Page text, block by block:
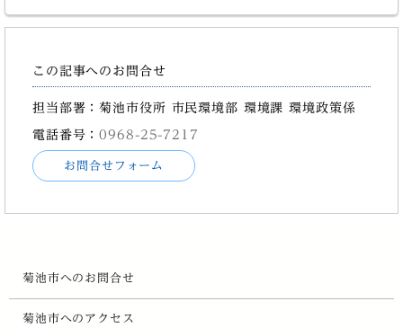
この記事へのお問合せ
担当部署：菊池市役所 市民環境部 環境課 環境政策係
電話番号：0968-25-7217
お問合せフォーム
菊池市へのお問合せ
菊池市へのアクセス